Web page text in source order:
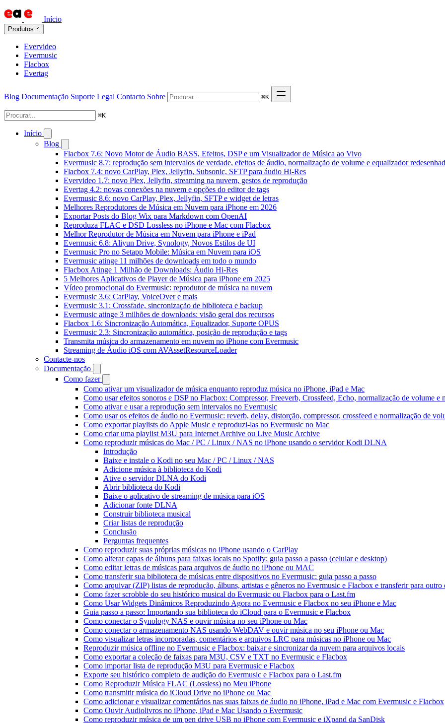
Início
Produtos
Evervideo
Evermusic
Flacbox
Evertag
Blog Documentação Suporte Legal Contacto Sobre ⌘K
⌘K
Início
Blog
Flacbox 7.6: Novo Motor de Áudio BASS, Efeitos, DSP e um Visualizador de Música ao Vivo
Evermusic 8.7: reprodução sem intervalos de verdade, efeitos de áudio, normalização de volume e equalizador
Flacbox 7.4: novo CarPlay, Plex, Jellyfin, Subsonic, SFTP para áudio Hi-Res
Evervideo 1.7: novo Plex, Jellyfin, streaming na nuvem, gestos de reprodução
Evertag 4.2: novas conexões na nuvem e opções do editor de tags
Evermusic 8.6: novo CarPlay, Plex, Jellyfin, SFTP e widget de letras
Melhores Reprodutores de Música em Nuvem para iPhone em 2026
Exportar Posts do Blog Wix para Markdown com OpenAI
Reproduza FLAC e DSD Lossless no iPhone e Mac com Flacbox
Melhor Reprodutor de Música em Nuvem para iPhone e iPad
Evermusic 6.8: Aliyun Drive, Synology, Novos Estilos de UI
Evermusic Pro no Setapp Mobile: Música em Nuvem para iOS
Evermusic atinge 11 milhões de downloads em todo o mundo
Flacbox Atinge 1 Milhão de Downloads: Áudio Hi-Res
5 Melhores Aplicativos de Player de Música para iPhone em 2025
Vídeo promocional do Evermusic: reprodutor de música na nuvem
Evermusic 3.6: CarPlay, VoiceOver e mais
Evermusic 3.1: Crossfade, sincronização de biblioteca e backup
Evermusic atinge 3 milhões de downloads: visão geral dos recursos
Flacbox 1.6: Sincronização Automática, Equalizador, Suporte OPUS
Evermusic 2.3: Sincronização automática, posição de reprodução e tags
Transmita música do armazenamento em nuvem no iPhone com Evermusic
Streaming de Áudio iOS com AVAssetResourceLoader
Contacte-nos
Documentação
Como fazer
Como ativar um visualizador de música enquanto reproduz música no iPhone, iPad e Mac
Como usar efeitos sonoros e DSP no Flacbox: Compressor, Freeverb, Crossfeed, Echo, normalização de volume e
Como ativar e usar a reprodução sem intervalos no Evermusic
Como usar os efeitos de áudio no Evermusic: reverb, delay, distorção, compressor, crossfeed e normalização de
Como exportar playlists do Apple Music e reproduzi-las no Evermusic no Mac
Como criar uma playlist M3U para Internet Archive ou Live Music Archive
Como reproduzir músicas do Mac / PC / Linux / NAS no iPhone usando o servidor Kodi DLNA
Introdução
Baixe e instale o Kodi no seu Mac / PC / Linux / NAS
Adicione música à biblioteca do Kodi
Ative o servidor DLNA do Kodi
Abrir biblioteca do Kodi
Baixe o aplicativo de streaming de música para iOS
Adicionar fonte DLNA
Construir biblioteca musical
Criar listas de reprodução
Conclusão
Perguntas frequentes
Como reproduzir suas próprias músicas no iPhone usando o CarPlay
Como alterar capas de álbuns para faixas locais no Spotify: guia passo a passo (celular e desktop)
Como editar letras de músicas para arquivos de áudio no iPhone ou MAC
Como transferir sua biblioteca de músicas entre dispositivos no Evermusic: guia passo a passo
Como arquivar (ZIP) listas de reprodução, álbuns, artistas e gêneros no Evermusic e Flacbox e transferir para
Como fazer scrobble do seu histórico musical do Evermusic ou Flacbox para o Last.fm
Como Usar Widgets Dinâmicos Reproduzindo Agora no Evermusic e Flacbox no seu iPhone e Mac
Guia passo a passo: Importando sua biblioteca do iCloud para o Evermusic e Flacbox
Como conectar o Synology NAS e ouvir música no seu iPhone ou Mac
Como conectar o armazenamento NAS usando WebDAV e ouvir música no seu iPhone ou Mac
Como visualizar letras incorporadas, comentários e arquivos LRC para músicas no iPhone ou Mac
Reproduzir música offline no Evermusic e Flacbox: baixar e sincronizar da nuvem para arquivos locais
Como exportar a coleção de faixas para M3U, CSV e TXT no Evermusic e Flacbox
Como importar lista de reprodução M3U para Evermusic e Flacbox
Exporte seu histórico completo de audição do Evermusic e Flacbox para o Last.fm
Como Reproduzir Música FLAC (Lossless) no Meu iPhone
Como transmitir música do iCloud Drive no iPhone ou Mac
Como adicionar e visualizar comentários nas suas faixas de áudio no iPhone, iPad e Mac com Evermusic e Flacbox
Como Ouvir Audiolivros no iPhone, iPad e Mac Usando o Evermusic
Como reproduzir música de um pen drive USB no iPhone com Evermusic e iXpand da SanDisk